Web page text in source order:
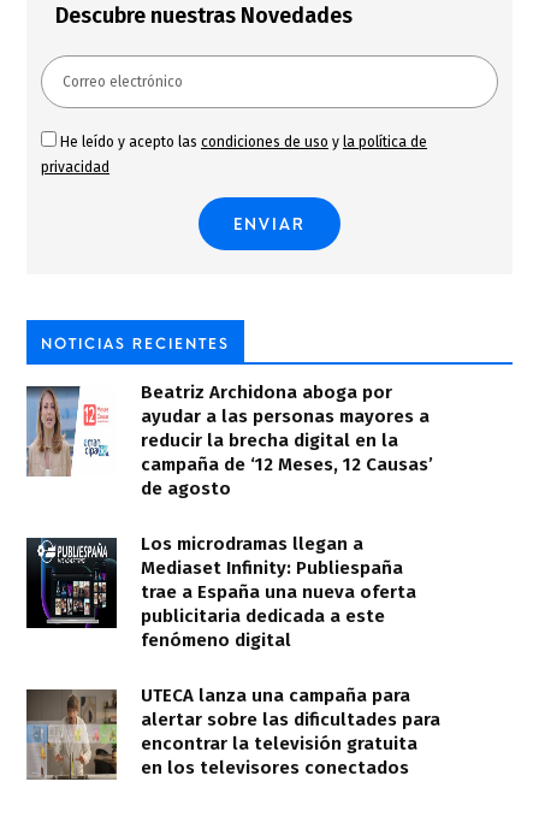
Descubre nuestras Novedades
He leído y acepto las condiciones de uso y la política de
privacidad
NOTICIAS RECIENTES
Beatriz Archidona aboga por
ayudar a las personas mayores a
reducir la brecha digital en la
campaña de ‘12 Meses, 12 Causas’
de agosto
Los microdramas llegan a
Mediaset Infinity: Publiespaña
trae a España una nueva oferta
publicitaria dedicada a este
fenómeno digital
UTECA lanza una campaña para
alertar sobre las dificultades para
encontrar la televisión gratuita
en los televisores conectados